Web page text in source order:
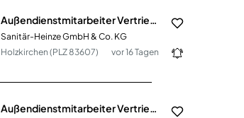
Sanitär-Heinze GmbH & Co. KG
Holzkirchen (PLZ 83607)
vor 16 Tagen